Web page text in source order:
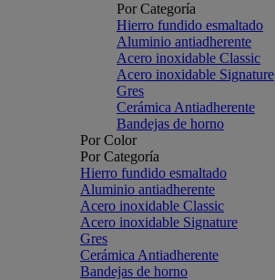
Por Categoría
Hierro fundido esmaltado
Aluminio antiadherente
Acero inoxidable Classic
Acero inoxidable Signature
Gres
Cerámica Antiadherente
Bandejas de horno
Por Color
Por Categoría
Hierro fundido esmaltado
Aluminio antiadherente
Acero inoxidable Classic
Acero inoxidable Signature
Gres
Cerámica Antiadherente
Bandejas de horno